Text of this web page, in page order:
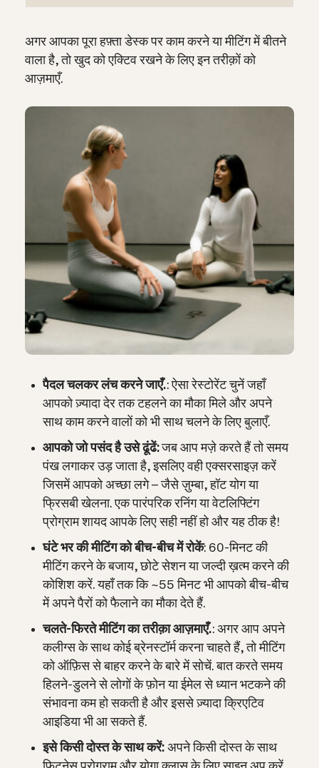
अगर आपका पूरा हफ़्ता डेस्क पर काम करने या मीटिंग में बीतने
वाला है, तो खुद को एक्टिव रखने के लिए इन तरीक़ों को
आज़माएँ.
पैदल चलकर लंच करने जाएँ.: ऐसा रेस्टोरेंट चुनें जहाँ
आपको ज़्यादा देर तक टहलने का मौका मिले और अपने
साथ काम करने वालों को भी साथ चलने के लिए बुलाएँ.
आपको जो पसंद है उसे ढूंढें:जब आप मज़े करते हैं तो समय
पंख लगाकर उड़ जाता है, इसलिए वही एक्सरसाइज़ करें
जिसमें आपको अच्छा लगे – जैसे ज़ुम्बा, हॉट योग या
फ्रिसबी खेलना. एक पारंपरिक रनिंग या वेटलिफ्टिंग
प्रोग्राम शायद आपके लिए सही नहीं हो और यह ठीक है!
घंटे भर की मीटिंग को बीच-बीच में रोकें: 60-मिनट की
मीटिंग करने के बजाय, छोटे सेशन या जल्दी ख़त्म करने की
कोशिश करें. यहाँ तक ​​कि ~55 मिनट भी आपको बीच-बीच
में अपने पैरों को फैलाने का मौका देते हैं.
चलते-फिरते मीटिंग का तरीक़ा आज़माएँ.: अगर आप अपने
कलीग्स के साथ कोई ब्रेनस्टॉर्म करना चाहते हैं, तो मीटिंग
को ऑफ़िस से बाहर करने के बारे में सोचें. बात करते समय
हिलने-डुलने से लोगों के फ़ोन या ईमेल से ध्यान भटकने की
संभावना कम हो सकती है और इससे ज़्यादा क्रिएटिव
आइडिया भी आ सकते हैं.
इसे किसी दोस्त के साथ करें: अपने किसी दोस्त के साथ